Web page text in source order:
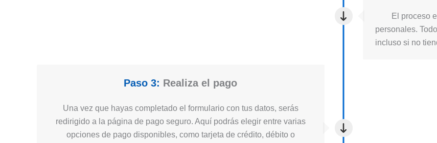
El proceso
personales.
incluso si no
Paso 3: Realiza el pago
Una vez que hayas completado el formulario con tus datos, serás
redirigido a la página de pago seguro. Aquí podrás elegir entre varias
opciones de pago disponibles, como tarjeta de crédito, débito o